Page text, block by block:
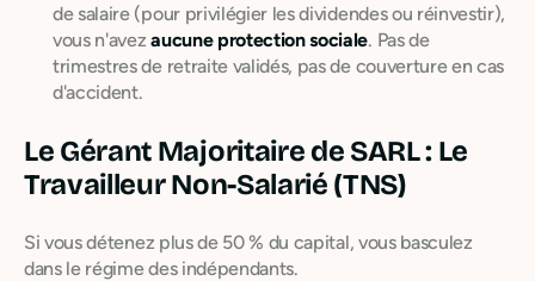
de salaire (pour privilégier les dividendes ou réinvestir),
vous n'avezaucune protection sociale. Pas de
trimestres de retraite validés, pas de couverture en cas
d'accident.
Le Gérant Majoritaire de SARL : Le
Travailleur Non-Salarié (TNS)
Si vous détenez plus de 50 % du capital, vous basculez
dans le régime des indépendants.